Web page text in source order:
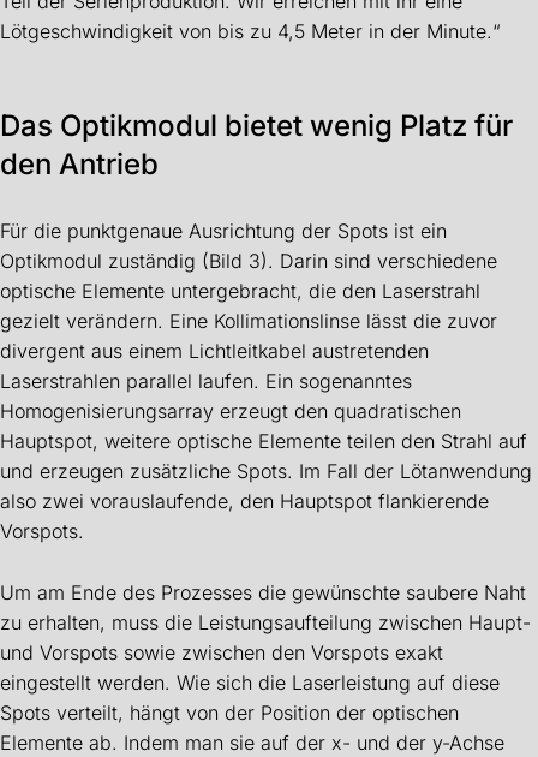
Lötgeschwindigkeit von bis zu 4,5 Meter in der Minute.“
Das Optikmodul bietet wenig Platz für
den Antrieb
Für die punktgenaue Ausrichtung der Spots ist ein
Optikmodul zuständig (Bild 3). Darin sind verschiedene
optische Elemente untergebracht, die den Laserstrahl
gezielt verändern. Eine Kollimationslinse lässt die zuvor
divergent aus einem Lichtleitkabel austretenden
Laserstrahlen parallel laufen. Ein sogenanntes
Homogenisierungsarray erzeugt den quadratischen
Hauptspot, weitere optische Elemente teilen den Strahl auf
und erzeugen zusätzliche Spots. Im Fall der Lötanwendung
also zwei vorauslaufende, den Hauptspot flankierende
Vorspots.
Um am Ende des Prozesses die gewünschte saubere Naht
zu erhalten, muss die Leistungsaufteilung zwischen Haupt-
und Vorspots sowie zwischen den Vorspots exakt
eingestellt werden. Wie sich die Laserleistung auf diese
Spots verteilt, hängt von der Position der optischen
Elemente ab. Indem man sie auf der x- und der y-Achse